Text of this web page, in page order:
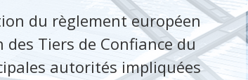
du règlement européen
Tiers de Confiance du
autorités impliquées